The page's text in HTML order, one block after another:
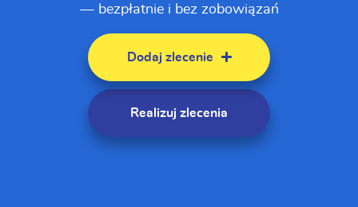
— bezpłatnie i bez zobowiązań
Dodaj zlecenie
Realizuj zlecenia